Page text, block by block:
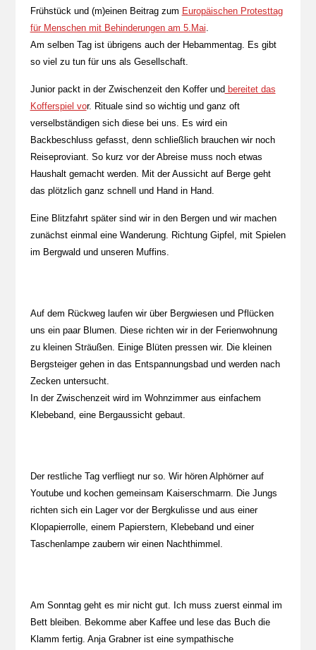
Frühstück und (m)einen Beitrag zum Europäischen Protesttag
für Menschen mit Behinderungen am 5.Mai.
Am selben Tag ist übrigens auch der Hebammentag. Es gibt
so viel zu tun für uns als Gesellschaft.
Junior packt in der Zwischenzeit den Koffer und bereitet das
Kofferspiel vor. Rituale sind so wichtig und ganz oft
verselbständigen sich diese bei uns. Es wird ein
Backbeschluss gefasst, denn schließlich brauchen wir noch
Reiseproviant. So kurz vor der Abreise muss noch etwas
Haushalt gemacht werden. Mit der Aussicht auf Berge geht
das plötzlich ganz schnell und Hand in Hand.
Eine Blitzfahrt später sind wir in den Bergen und wir machen
zunächst einmal eine Wanderung. Richtung Gipfel, mit Spielen
im Bergwald und unseren Muffins.
Auf dem Rückweg laufen wir über Bergwiesen und Pflücken
uns ein paar Blumen. Diese richten wir in der Ferienwohnung
zu kleinen Sträußen. Einige Blüten pressen wir. Die kleinen
Bergsteiger gehen in das Entspannungsbad und werden nach
Zecken untersucht.
In der Zwischenzeit wird im Wohnzimmer aus einfachem
Klebeband, eine Bergaussicht gebaut.
Der restliche Tag verfliegt nur so. Wir hören Alphörner auf
Youtube und kochen gemeinsam Kaiserschmarrn. Die Jungs
richten sich ein Lager vor der Bergkulisse und aus einer
Klopapierrolle, einem Papierstern, Klebeband und einer
Taschenlampe zaubern wir einen Nachthimmel.
Am Sonntag geht es mir nicht gut. Ich muss zuerst einmal im
Bett bleiben. Bekomme aber Kaffee und lese das Buch die
Klamm fertig. Anja Grabner ist eine sympathische